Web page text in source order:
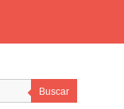
Buscar